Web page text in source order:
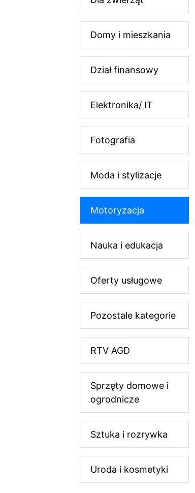
Domy i mieszkania
Dział finansowy
Elektronika/ IT
Fotografia
Moda i stylizacje
Motoryzacja
Nauka i edukacja
Oferty usługowe
Pozostałe kategorie
RTV AGD
Sprzęty domowe i
ogrodnicze
Sztuka i rozrywka
Uroda i kosmetyki